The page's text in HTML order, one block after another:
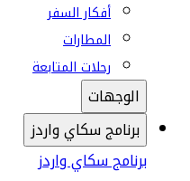
أفكار السفر
المطارات
رحلات المتابعة
الوجهات
برنامج سكاي واردز
برنامج سكاي واردز